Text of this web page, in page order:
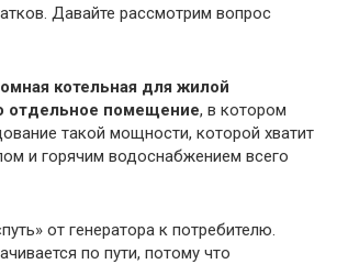
Давайте рассмотрим вопрос
котельная для жилой
отдельное помещение, в котором
такой мощности, которой хватит
и горячим водоснабжением всего
от генератора к потребителю.
по пути, потому что